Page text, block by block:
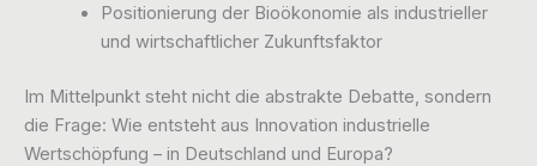
Positionierung der Bioökonomie als industrieller
und wirtschaftlicher Zukunftsfaktor
Im Mittelpunkt steht nicht die abstrakte Debatte, sondern
die Frage: Wie entsteht aus Innovation industrielle
Wertschöpfung – in Deutschland und Europa?